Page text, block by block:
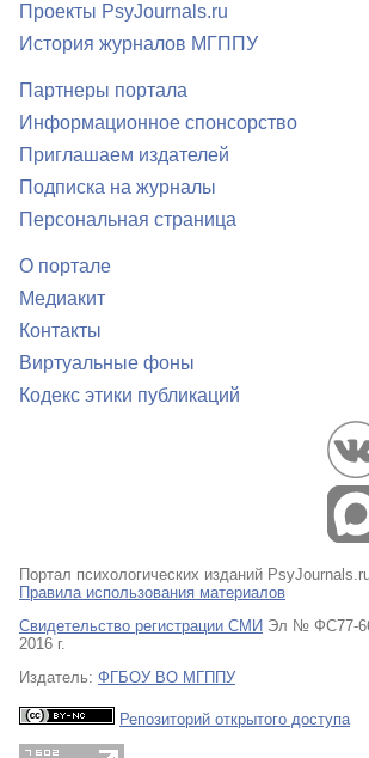
Проекты PsyJournals.ru
История журналов МГППУ
Партнеры портала
Информационное спонсорство
Приглашаем издателей
Подписка на журналы
Персональная страница
О портале
Медиакит
Контакты
Виртуальные фоны
Кодекс этики публикаций
Портал психологических изданий
Правила использования материалов
Свидетельство регистрации СМИ Эл № ФС77-
2016 г.
Издатель: ФГБОУ ВО МГППУ
Репозиторий открытого доступа